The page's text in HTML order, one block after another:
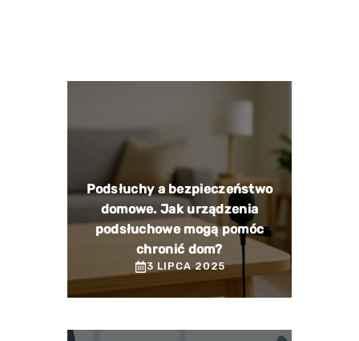
Podsłuchy a bezpieczeństwo
domowe. Jak urządzenia
podsłuchowe mogą pomóc
chronić dom?
3 LIPCA 2025